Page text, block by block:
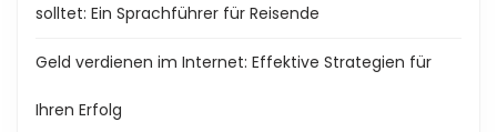
solltet: Ein Sprachführer für Reisende
Geld verdienen im Internet: Effektive Strategien für
Ihren Erfolg